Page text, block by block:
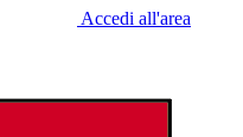
Accedi all'area